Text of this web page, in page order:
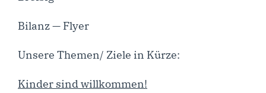
Bilanz — Flyer
Unse­re Themen/ Zie­le in Kürze:
Kin­der sind willkommen!